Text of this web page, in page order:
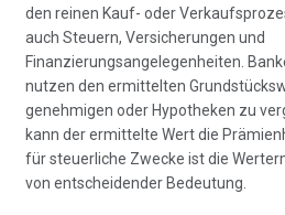
den reinen Kauf- oder
auch Steuern, Versicherungen und
Finanzierungsangelegenheiten.
nutzen den ermittelten
genehmigen oder Hypotheken zu
kann der ermittelte Wert die
für steuerliche Zwecke ist die
von entscheidender Bedeutung.